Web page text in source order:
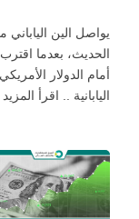
يواصل الين
الحديث، بعدما
أمام الدولار
اليابانية .. اقرأ المزيد